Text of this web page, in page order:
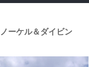
ーケル＆ダイビン